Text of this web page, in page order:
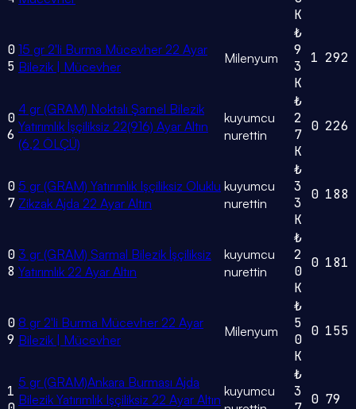
K
0
5
15 gr 2'li Burma Mücevher 22 Ayar
Bilezik | Mücevher
Milenyum
₺
9
3
K
1 292
0
6
4 gr (GRAM) Noktalı Şarnel Bilezik
Yatırımlık İşçiliksiz 22(916) Ayar Altın
(6,2 ÖLÇÜ)
kuyumcu
nurettin
₺
2
7
K
0 226
0
7
5 gr (GRAM) Yatırımlık Işçiliksiz Oluklu
Zikzak Ajda 22 Ayar Altın
kuyumcu
nurettin
₺
3
3
K
0 188
0
8
3 gr (GRAM) Sarmal Bilezik İşçiliksiz
Yatırımlık 22 Ayar Altın
kuyumcu
nurettin
₺
2
0
K
0 181
0
9
8 gr 2'li Burma Mücevher 22 Ayar
Bilezik | Mücevher
Milenyum
₺
5
0
K
0 155
1
5 gr (GRAM)Ankara Burması Ajda
Bilezik Yatırımlık Işçiliksiz 22 Ayar Altın
kuyumcu
₺
3
0 79